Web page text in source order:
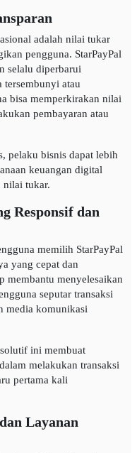
adalah nilai tukar
pengguna. StarPayPal
selalu diperbarui
tersembunyi atau
bisa memperkirakan nilai
pembayaran atau
pelaku bisnis dapat lebih
keuangan digital
nilai tukar.
Responsif dan
memilih StarPayPal
yang cepat dan
membantu menyelesaikan
seputar transaksi
media komunikasi
ini membuat
melakukan transaksi
pertama kali
Layanan